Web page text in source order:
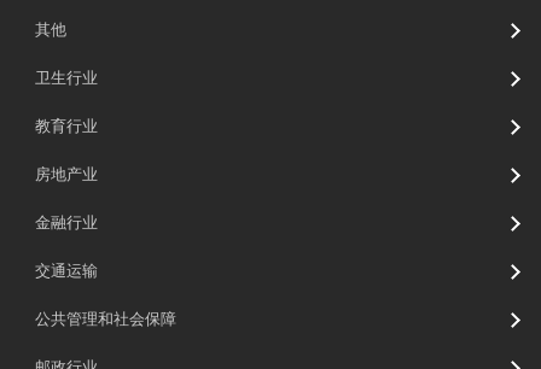
其他
卫生行业
教育行业
房地产业
金融行业
交通运输
公共管理和社会保障